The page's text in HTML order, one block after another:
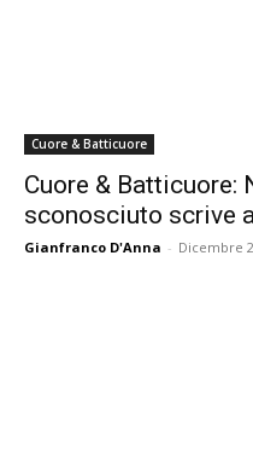
Cuore & Batticuore
Cuore & Batticuore:
sconosciuto scrive
Gianfranco D'Anna - Dicembre